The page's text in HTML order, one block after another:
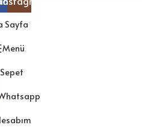
Sayfa
Menü
Sepet